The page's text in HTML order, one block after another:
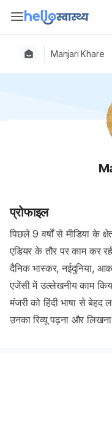
Manjari Khare
प्रोफाइल
पिछले 9 वर्षों से मीडिया के
एडियर के तौर पर काम कर
दैनिक भास्कर, नईदुनिया,
एजेंसी में उल्लेखनीय काम
मंजरी को हिंदी भाषा से
उनका रिव्यू पढ़ना और